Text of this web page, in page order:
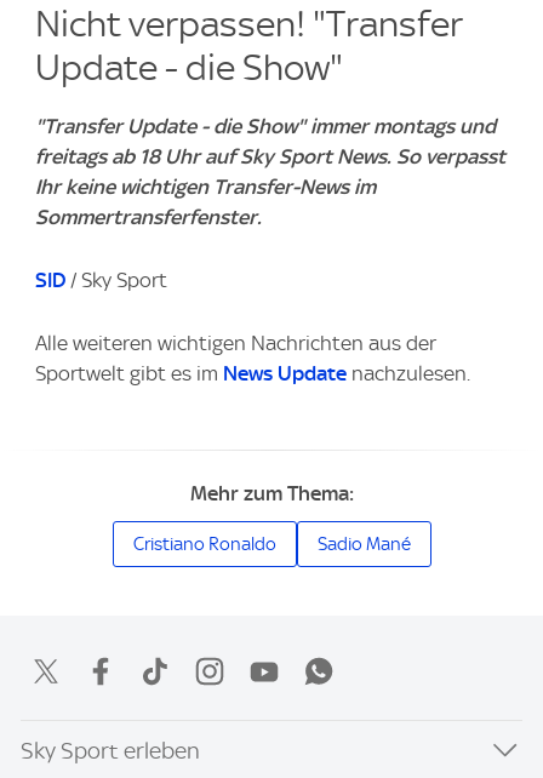
Nicht verpassen! "Transfer
Update - die Show"
"Transfer Update - die Show" immer montags und
freitags ab 18 Uhr auf Sky Sport News. So verpasst
Ihr keine wichtigen Transfer-News im
Sommertransferfenster.
SID / Sky Sport
Alle weiteren wichtigen Nachrichten aus der
Sportwelt gibt es im News Update nachzulesen.
Mehr zum Thema:
Cristiano Ronaldo Sadio Mané
Sky Sport erleben